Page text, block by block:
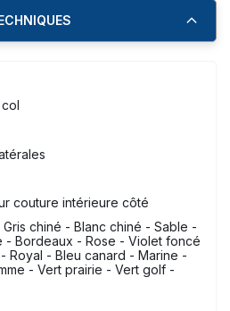
couture intérieure côté
chiné - Blanc chiné - Sable -
- Bordeaux - Rose - Violet foncé
Royal - Bleu canard - Marine -
- Vert prairie - Vert golf -